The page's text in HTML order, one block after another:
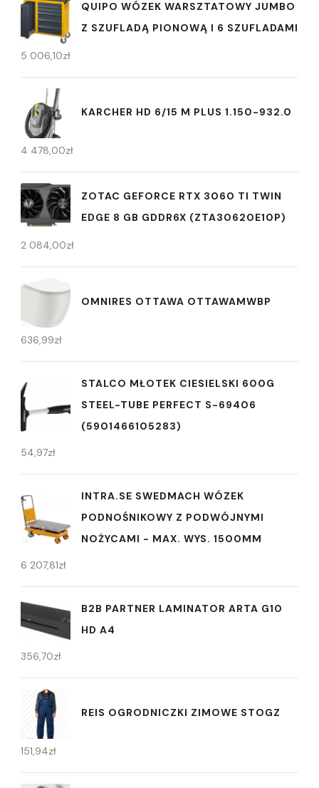
QUIPO WÓZEK WARSZTATOWY JUMBO
Z SZUFLADĄ PIONOWĄ I 6 SZUFLADAMI
5 006,10zł
KARCHER HD 6/15 M PLUS 1.150-932.0
4 478,00zł
ZOTAC GEFORCE RTX 3060 TI TWIN
EDGE 8 GB GDDR6X (ZTA30620E10P)
2 084,00zł
OMNIRES OTTAWA OTTAWAMWBP
636,99zł
STALCO MŁOTEK CIESIELSKI 600G
STEEL-TUBE PERFECT S-69406
(5901466105283)
54,97zł
INTRA.SE SWEDMACH WÓZEK
PODNOŚNIKOWY Z PODWÓJNYMI
NOŻYCAMI - MAX. WYS. 1500MM
6 207,81zł
B2B PARTNER LAMINATOR ARTA G10
HD A4
356,70zł
REIS OGRODNICZKI ZIMOWE STOGZ
151,94zł